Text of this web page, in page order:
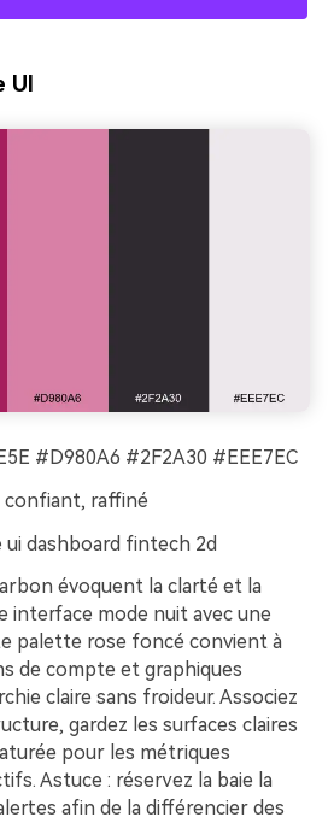
UI
#D980A6 #2F2A30 #EEE7EC
confiant, raffiné
ui dashboard fintech 2d
évoquent la clarté et la
interface mode nuit avec une
palette rose foncé convient à
de compte et graphiques
claire sans froideur. Associez
gardez les surfaces claires
pour les métriques
Astuce : réservez la baie la
afin de la différencier des